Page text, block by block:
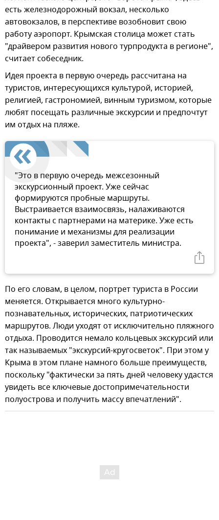
есть железнодорожный вокзал, несколько
автовокзалов, в перспективе возобновит свою
работу аэропорт. Крымская столица может стать
"драйвером развития нового турпродукта в регионе",
считает собеседник.
Идея проекта в первую очередь рассчитана на
туристов, интересующихся культурой, историей,
религией, гастрономией, винным туризмом, которые
любят посещать различные экскурсии и предпочтут
им отдых на пляже.
"Это в первую очередь межсезонный
экскурсионный проект. Уже сейчас
формируются пробные маршруты.
Выстраивается взаимосвязь, налаживаются
контакты с партнерами на материке. Уже есть
понимание и механизмы для реализации
проекта", - заверил заместитель министра.
По его словам, в целом, портрет туриста в России
меняется. Открывается много культурно-
познавательных, исторических, патриотических
маршрутов. Люди уходят от исключительно пляжного
отдыха. Проводится немало кольцевых экскурсий или
так называемых "экскурсий-кругосветок". При этом у
Крыма в этом плане намного больше преимуществ,
поскольку "фактически за пять дней человеку удастся
увидеть все ключевые достопримечательности
полуострова и получить массу впечатлений".